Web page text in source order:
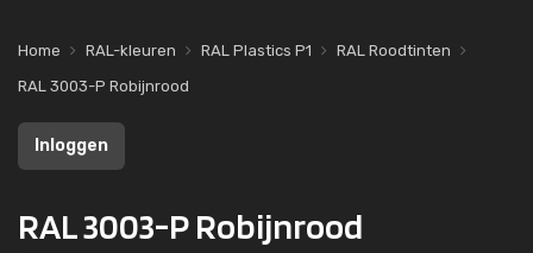
Home RAL-kleuren RAL Plastics P1
RAL Roodtinten
RAL 3003-P Robijnrood
Inloggen
RAL 3003-P Robijnrood